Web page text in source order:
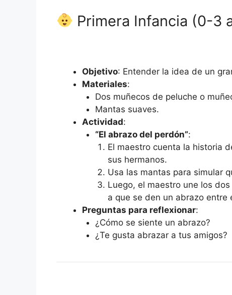
Primera Infancia (0-3
Objetivo: Entender la idea de un
Materiales:
Dos muñecos de peluche o
Mantas suaves.
Actividad:
“El abrazo del perdón”:
El maestro cuenta la historia
sus hermanos.
Usa las mantas para simular
Luego, el maestro une los
a que se den un abrazo entre
Preguntas para reflexionar:
¿Cómo se siente un abrazo?
¿Te gusta abrazar a tus amigos?